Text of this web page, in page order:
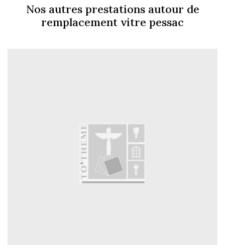
Nos autres prestations autour de
remplacement vitre pessac